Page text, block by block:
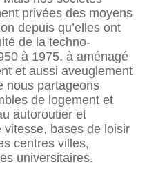
privées des moyens
depuis qu’elles ont
de la techno-
à 1975, à aménagé
et aussi aveuglement
nous partageons
de logement et
autoroutier et
bases de loisir
centres villes,
universitaires.